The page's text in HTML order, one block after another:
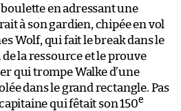
en adressant une
à son gardien, chipée en vol
Wolf, qui fait le break dans le
la ressource et le prouve
qui trompe Walke d’une
dans le grand rectangle. Pas
qui fêtait son 150e